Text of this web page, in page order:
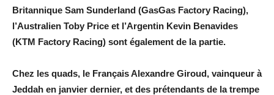
Britannique Sam Sunderland (GasGas Factory Racing),
l’Australien Toby Price et l’Argentin Kevin Benavides
(KTM Factory Racing) sont également de la partie.
Chez les quads, le Français Alexandre Giroud, vainqueur à
Jeddah en janvier dernier, et des prétendants de la trempe